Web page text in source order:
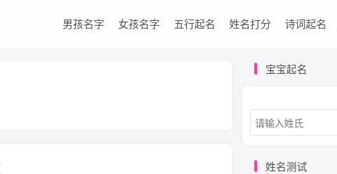
男孩名字 女孩名字 五行起名 姓名打分 诗词起名
宝宝起名
姓名测试